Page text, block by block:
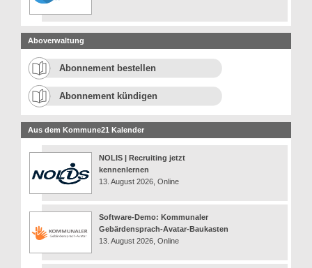
Aboverwaltung
Abonnement bestellen
Abonnement kündigen
Aus dem Kommune21 Kalender
NOLIS | Recruiting jetzt
kennenlernen
13. August 2026, Online
Software-Demo: Kommunaler
Gebärdensprach-Avatar-Baukasten
13. August 2026, Online